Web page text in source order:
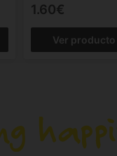
1.60€
Ver producto